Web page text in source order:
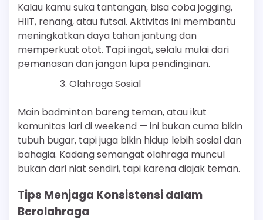
Kalau kamu suka tantangan, bisa coba jogging,
HIIT, renang, atau futsal. Aktivitas ini membantu
meningkatkan daya tahan jantung dan
memperkuat otot. Tapi ingat, selalu mulai dari
pemanasan dan jangan lupa pendinginan.
Olahraga Sosial
Main badminton bareng teman, atau ikut
komunitas lari di weekend — ini bukan cuma bikin
tubuh bugar, tapi juga bikin hidup lebih sosial dan
bahagia. Kadang semangat olahraga muncul
bukan dari niat sendiri, tapi karena diajak teman.
Tips Menjaga Konsistensi dalam
Berolahraga